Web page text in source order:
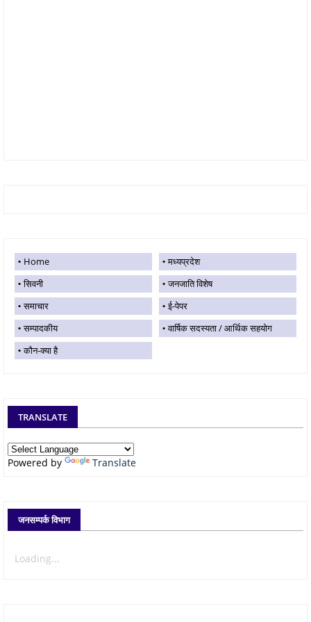
Home
मध्यप्रदेश
सिवनी
जनजाति विशेष
समाचार
ई-पेपर
सम्पादकीय
वार्षिक सदस्यता / आर्थिक सहयोग
कौन-क्या है
TRANSLATE
Powered by Translate
जनसम्पर्क विभाग
Loading...